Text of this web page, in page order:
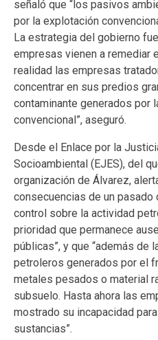
señaló que “los pasivos
por la explotación
La estrategia del gobierno
empresas vienen a remediar
realidad las empresas
concentrar en sus predios
contaminante generados por
convencional”, aseguró.
Desde el Enlace por la
Socioambiental (EJES), del
organización de Álvarez,
consecuencias de un
control sobre la actividad
prioridad que permanece
públicas”, y que “además de
petroleros generados por el
metales pesados o material
subsuelo. Hasta ahora las
mostrado su incapacidad
sustancias”.